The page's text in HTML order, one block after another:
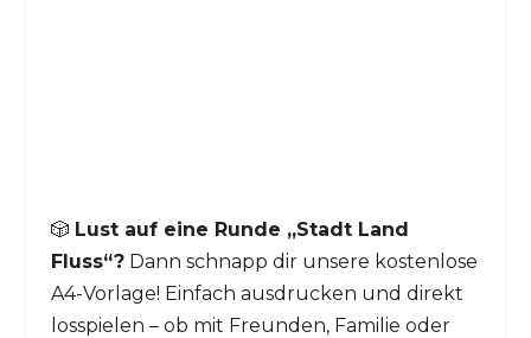
🎲 Lust auf eine Runde „Stadt Land
Fluss“?Dann schnapp dir unsere kostenlose
A4-Vorlage! Einfach ausdrucken und direkt
losspielen – ob mit Freunden, Familie oder